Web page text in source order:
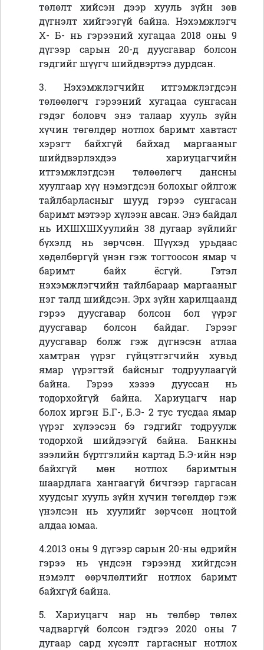
төлөлт хийсэн дээр хууль зүйн зөв
дүгнэлт хийгээгүй байна. Нэхэмжлэгч
Х- Б- нь гэрээний хугацаа 2018 оны 9
дүгээр сарын 20-д дуусгавар болсон
гэдгийг шүүгч шийдвэртээ дурдсан.
3. Нэхэмжлэгчийн итгэмжлэгдсэн
төлөөлөгч гэрээний хугацаа сунгасан
гэдэг боловч энэ талаар хууль зүйн
хүчин төгөлдөр нотлох баримт хавтаст
хэрэгт байхгүй байхад маргааныг
шийдвэрлэхдээ хариуцагчийн
итгэмжлэгдсэн төлөөлөгч дансны
хуулгаар хүү нэмэгдсэн болохыг ойлгож
тайлбарласныг шууд гэрээ сунгасан
баримт мэтээр хүлээн авсан. Энэ байдал
нь ИХШХШХуулийн 38 дугаар зүйлийг
бүхэлд нь зөрчсөн. Шүүхэд урьдаас
хөдөлбөргүй үнэн гэж тогтоосон ямар ч
баримт байх ёсгүй. Гэтэл
нэхэмжлэгчийн тайлбараар маргааныг
нэг талд шийдсэн. Эрх зүйн харилцаанд
гэрээ дуусгавар болсон бол үүрэг
дуусгавар болсон байдаг. Гэрээг
дуусгавар болж гэж дүгнэсэн атлаа
хамтран үүрэг гүйцэтгэгчийн хувьд
ямар үүрэгтэй байсныг тодруулаагүй
байна. Гэрээ хэзээ дууссан нь
тодорхойгүй байна. Хариуцагч нар
болох иргэн Б.Г-, Б.Э- 2 тус тусдаа ямар
үүрэг хүлээсэн бэ гэдгийг тодруулж
тодорхой шийдээгүй байна. Банкны
зээлийн бүртгэлийн картад Б.Э-ийн нэр
байхгүй мөн нотлох баримтын
шаардлага хангаагүй бичгээр гаргасан
хуудсыг хууль зүйн хүчин төгөлдөр гэж
үнэлсэн нь хуулийг зөрчсөн ноцтой
алдаа юмаа.
4.2013 оны 9 дүгээр сарын 20-ны өдрийн
гэрээ нь үндсэн гэрээнд хийгдсэн
нэмэлт өөрчлөлтийг нотлох баримт
байхгүй байна.
5. Хариуцагч нар нь төлбөр төлөх
чадваргүй болсон гэдгээ 2020 оны 7
дугаар сард хүсэлт гаргасныг нотлох